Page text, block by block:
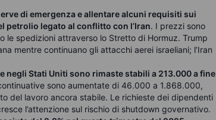
di emergenza e allentare alcuni requisiti sui
petrolio legato al conflitto con l’Iran. I prezzi sono
le spedizioni attraverso lo Stretto di Hormuz. Trump
mentre continuano gli attacchi aerei israeliani; l’Iran
Stati Uniti sono rimaste stabili a 213.000 a fine
sono aumentate di 46.000 a 1.868.000,
del lavoro ancora stabile. Le richieste dei dipendenti
l’attenzione sul rischio di shutdown governativo.